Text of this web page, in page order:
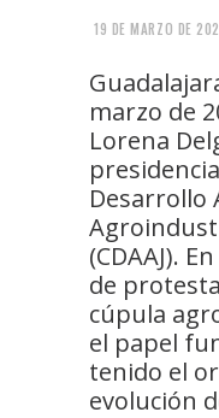
19 DE MARZO DE
marzo de
Lorena
Desarrollo
(CDAAJ).
de
cúpula
el papel
tenido el
evolución